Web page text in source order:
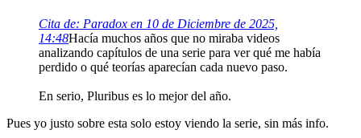
Cita de: Paradox en 10 de Diciembre de 2025,
14:48Hacía muchos años que no miraba videos
analizando capítulos de una serie para ver qué me había
perdido o qué teorías aparecían cada nuevo paso.
En serio, Pluribus es lo mejor del año.
Pues yo justo sobre esta solo estoy viendo la serie, sin más info.